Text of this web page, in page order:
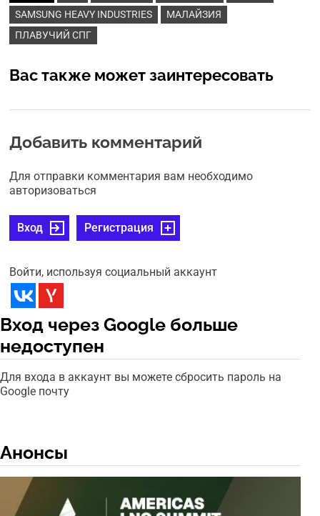
SAMSUNG HEAVY INDUSTRIES
МАЛАЙЗИЯ
ПЛАВУЧИЙ СПГ
Вас также может заинтересовать
Добавить комментарий
Для отправки комментария вам необходимо
авторизоваться
Вход Регистрация
Войти, используя социальный аккаунт
Вход через Google больше
недоступен
Для входа в аккаунт вы можете сбросить пароль на
Google почту
Анонсы